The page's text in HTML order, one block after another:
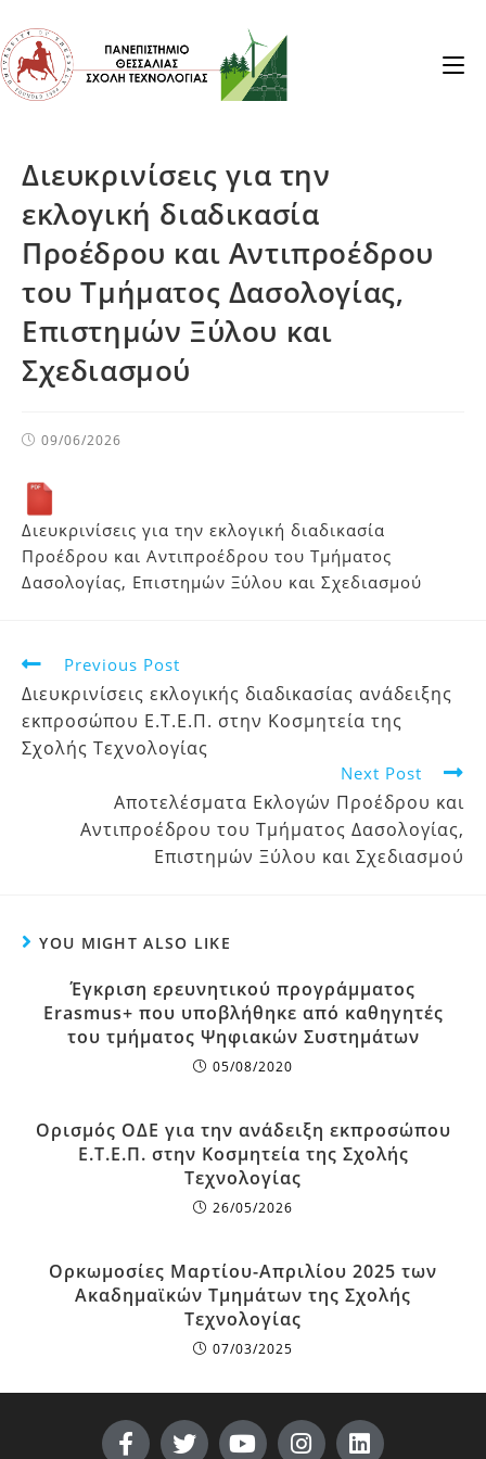
Διευκρινίσεις για την
εκλογική διαδικασία
Προέδρου και Αντιπροέδρου
του Τμήματος Δασολογίας,
Επιστημών Ξύλου και
Σχεδιασμού
09/06/2026
Διευκρινίσεις για την εκλογική διαδικασία
Προέδρου και Αντιπροέδρου του Τμήματος
Δασολογίας, Επιστημών Ξύλου και Σχεδιασμού
Previous Post
Διευκρινίσεις εκλογικής διαδικασίας ανάδειξης
εκπροσώπου Ε.Τ.Ε.Π. στην Κοσμητεία της
Σχολής Τεχνολογίας
Next Post
Αποτελέσματα Εκλογών Προέδρου και
Αντιπροέδρου του Τμήματος Δασολογίας,
Επιστημών Ξύλου και Σχεδιασμού
YOU MIGHT ALSO LIKE
Έγκριση ερευνητικού προγράμματος
Erasmus+ που υποβλήθηκε από καθηγητές
του τμήματος Ψηφιακών Συστημάτων
05/08/2020
Ορισμός ΟΔΕ για την ανάδειξη εκπροσώπου
Ε.Τ.Ε.Π. στην Κοσμητεία της Σχολής
Τεχνολογίας
26/05/2026
Ορκωμοσίες Μαρτίου-Απριλίου 2025 των
Ακαδημαϊκών Τμημάτων της Σχολής
Τεχνολογίας
07/03/2025